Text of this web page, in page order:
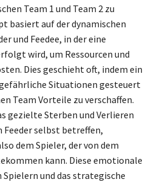
Team 1 und Team 2 zu
basiert auf der dynamischen
und Feedee, in der eine
wird, um Ressourcen und
Dies geschieht oft, indem ein
Situationen gesteuert
Team Vorteile zu verschaffen.
gezielte Sterben und Verlieren
Feeder selbst betreffen,
dem Spieler, der von dem
kann. Diese emotionale
Spielern und das strategische